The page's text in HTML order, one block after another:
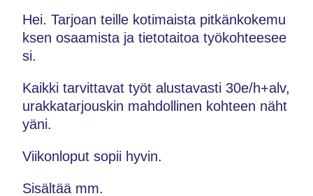
Hei. Tarjoan teille kotimaista pitkänkokemu
ksen osaamista ja tietotaitoa työkohteesee
si.
Kaikki tarvittavat työt alustavasti 30e/h+alv,
urakkatarjouskin mahdollinen kohteen näht
yäni.
Viikonloput sopii hyvin.
Sisältää mm.